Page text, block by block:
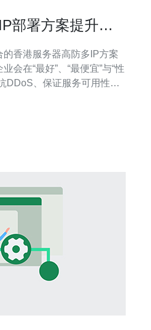
部署方案提升业
香港服务器高防多IP方案
会在“最好”、“最便宜”与“性
DDoS、保证服务可用性的
，最便宜方案偏向单机+简